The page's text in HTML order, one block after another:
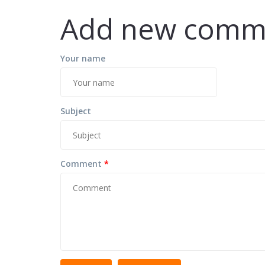
Add new
Your name
Subject
Comment *